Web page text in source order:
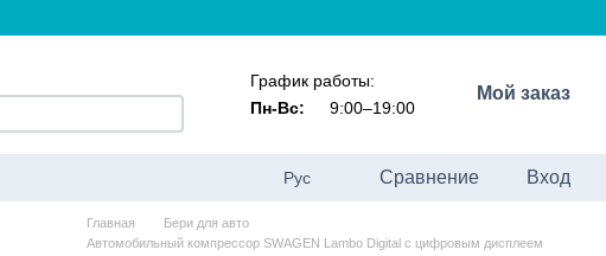
График работы:
Пн-Вс:
9:00–19:00
Мой заказ
Рус Сравнение Вход
Главная
Бери для авто
Автомобильный компрессор SWAGEN Lambo Digital с цифровым дисплеем